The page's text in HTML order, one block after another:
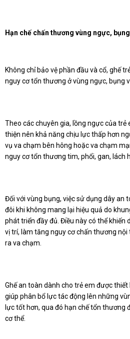
Hạn chế chấn thương vùng ngực,
Không chỉ bảo vệ phần đầu và cổ, ghế
nguy cơ tổn thương ở vùng ngực, bụng
Theo các chuyên gia, lồng ngực của
thiện nên khả năng chịu lực thấp hơn
vụ va chạm bên hông hoặc va chạm
nguy cơ tổn thương tim, phổi, gan, lách
Đối với vùng bụng, việc sử dụng dây an
đôi khi không mang lại hiệu quả do
phát triển đầy đủ. Điều này có thể khiến
vị trí, làm tăng nguy cơ chấn thương
ra va chạm.
Ghế an toàn dành cho trẻ em được thiết
giúp phân bổ lực tác động lên những
lực tốt hơn, qua đó hạn chế tổn thương
cơ thể.